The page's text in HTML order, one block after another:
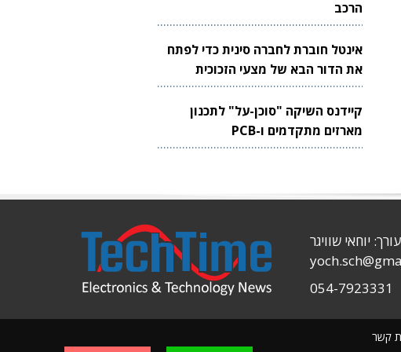
הרכב
אינטל חוברת לחברה סינית כדי לפתח
את הדור הבא של מצעי הזכוכית
לשבבים
קיידנס השיקה "סוכן-על" לתכנון
מארזים מתקדמים ו-PCB
קשר
עורך: יוחאי שוויגר
054-7923331